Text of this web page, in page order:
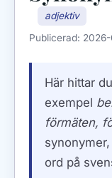
adjektiv
Publicerad:
Här hittar
exempel
förmäten,
ord på